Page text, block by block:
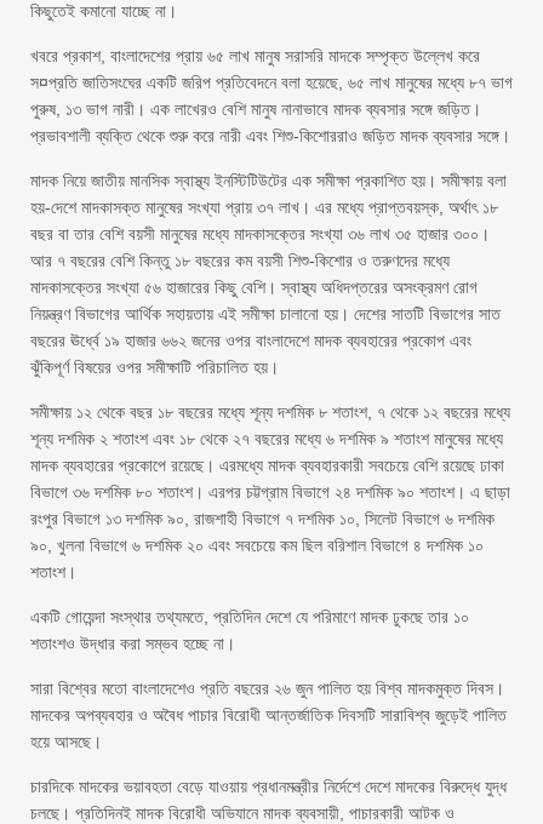
কিছুতেই কমানো যাচ্ছে না।
খবরে প্রকাশ, বাংলাদেশের প্রায় ৬৫ লাখ মানুষ সরাসরি মাদকে সম্পৃক্ত উল্লেখ করে
স¤প্রতি জাতিসংঘের একটি জরিপ প্রতিবেদনে বলা হয়েছে, ৬৫ লাখ মানুষের মধ্যে ৮৭ ভাগ
পুরুষ, ১৩ ভাগ নারী। এক লাখেরও বেশি মানুষ নানাভাবে মাদক ব্যবসার সঙ্গে জড়িত।
প্রভাবশালী ব্যক্তি থেকে শুরু করে নারী এবং শিশু-কিশোররাও জড়িত মাদক ব্যবসার সঙ্গে।
মাদক নিয়ে জাতীয় মানসিক স্বাস্থ্য ইনস্টিটিউটের এক সমীক্ষা প্রকাশিত হয়। সমীক্ষায় বলা
হয়-দেশে মাদকাসক্ত মানুষের সংখ্যা প্রায় ৩৭ লাখ। এর মধ্যে প্রাপ্তবয়স্ক, অর্থাৎ ১৮
বছর বা তার বেশি বয়সী মানুষের মধ্যে মাদকাসক্তের সংখ্যা ৩৬ লাখ ৩৫ হাজার ৩০০।
আর ৭ বছরের বেশি কিন্তু ১৮ বছরের কম বয়সী শিশু-কিশোর ও তরুণদের মধ্যে
মাদকাসক্তের সংখ্যা ৫৬ হাজারের কিছু বেশি। স্বাস্থ্য অধিদপ্তরের অসংক্রমণ রোগ
নিয়ন্ত্রণ বিভাগের আর্থিক সহায়তায় এই সমীক্ষা চালানো হয়। দেশের সাতটি বিভাগের সাত
বছরের ঊর্ধ্বে ১৯ হাজার ৬৬২ জনের ওপর বাংলাদেশে মাদক ব্যবহারের প্রকোপ এবং
ঝুঁকিপূর্ণ বিষয়ের ওপর সমীক্ষাটি পরিচালিত হয়।
সমীক্ষায় ১২ থেকে বছর ১৮ বছরের মধ্যে শূন্য দশমিক ৮ শতাংশ, ৭ থেকে ১২ বছরের মধ্যে
শূন্য দশমিক ২ শতাংশ এবং ১৮ থেকে ২৭ বছরের মধ্যে ৬ দশমিক ৯ শতাংশ মানুষের মধ্যে
মাদক ব্যবহারের প্রকোপে রয়েছে। এরমধ্যে মাদক ব্যবহারকারী সবচেয়ে বেশি রয়েছে ঢাকা
বিভাগে ৩৬ দশমিক ৮০ শতাংশ। এরপর চট্টগ্রাম বিভাগে ২৪ দশমিক ৯০ শতাংশ। এ ছাড়া
রংপুর বিভাগে ১৩ দশমিক ৯০, রাজশাহী বিভাগে ৭ দশমিক ১০, সিলেট বিভাগে ৬ দশমিক
৯০, খুলনা বিভাগে ৬ দশমিক ২০ এবং সবচেয়ে কম ছিল বরিশাল বিভাগে ৪ দশমিক ১০
শতাংশ।
একটি গোয়েন্দা সংস্থার তথ্যমতে, প্রতিদিন দেশে যে পরিমাণে মাদক ঢুকছে তার ১০
শতাংশও উদ্ধার করা সম্ভব হচ্ছে না।
সারা বিশ্বের মতো বাংলাদেশেও প্রতি বছরের ২৬ জুন পালিত হয় বিশ্ব মাদকমুক্ত দিবস।
মাদকের অপব্যবহার ও অবৈধ পাচার বিরোধী আন্তর্জাতিক দিবসটি সারাবিশ্ব জুড়েই পালিত
হয়ে আসছে।
চারদিকে মাদকের ভয়াবহতা বেড়ে যাওয়ায় প্রধানমন্ত্রীর নির্দেশে দেশে মাদকের বিরুদ্ধে যুদ্ধ
চলছে। প্রতিদিনই মাদক বিরোধী অভিযানে মাদক ব্যবসায়ী, পাচারকারী আটক ও